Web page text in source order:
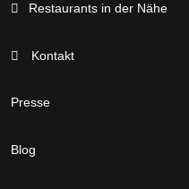
Restaurants in der Nähe
Kontakt
Presse
Blog